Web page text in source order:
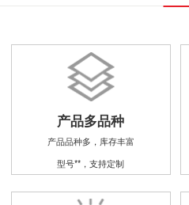
产品多品种
产品品种多，库存丰富
型号**，支持定制